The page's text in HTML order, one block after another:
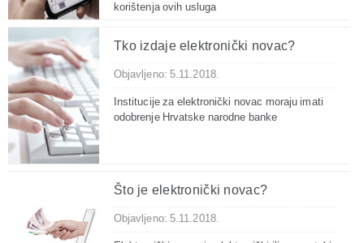
korištenja ovih usluga
Tko izdaje elektronički novac?
Objavljeno: 5.11.2018.
Institucije za elektronički novac moraju imati
odobrenje Hrvatske narodne banke
Što je elektronički novac?
Objavljeno: 5.11.2018.